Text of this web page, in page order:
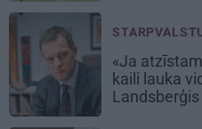
«Ja
kaili lauka